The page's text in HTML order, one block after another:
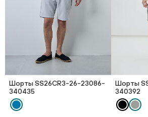
Шорты SS26CR3-26-23086-
340435
Шорты
340392